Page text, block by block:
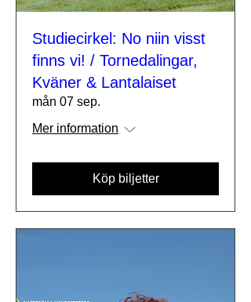
Studiecirkel: No niin visst
finns vi! / Tornedalingar,
Kväner & Lantalaiset
mån 07 sep.
Mer information
Köp biljetter